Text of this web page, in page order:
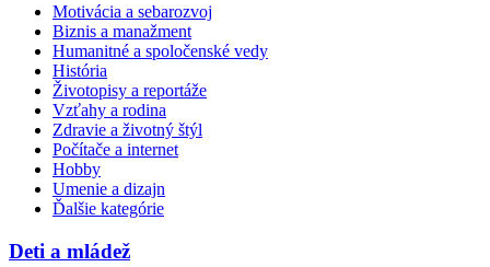
Motivácia a sebarozvoj
Biznis a manažment
Humanitné a spoločenské vedy
História
Životopisy a reportáže
Vzťahy a rodina
Zdravie a životný štýl
Počítače a internet
Hobby
Umenie a dizajn
Ďalšie kategórie
Deti a mládež